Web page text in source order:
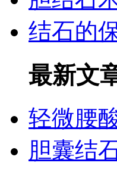
结石的
最新文
轻微腰
胆囊结